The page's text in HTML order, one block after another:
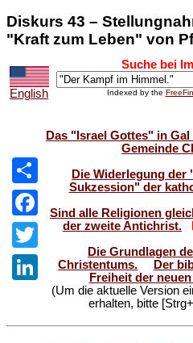
Diskurs 43 –
"Kraft zum Leben" von
English
Suche bei
Indexed by the
Share
Facebook
Twitter
LinkedIn
Das "Israel Gottes" in
Gemeinde
Die Widerlegung
Sukzession" der
Sind alle Religionen
der zweite Antichrist.
Die Grundlagen
Christentums.
Der
Freiheit der
(Um die aktuelle Version
erhalten, bitte